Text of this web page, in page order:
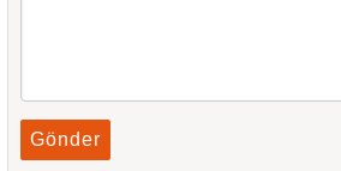
Gönder